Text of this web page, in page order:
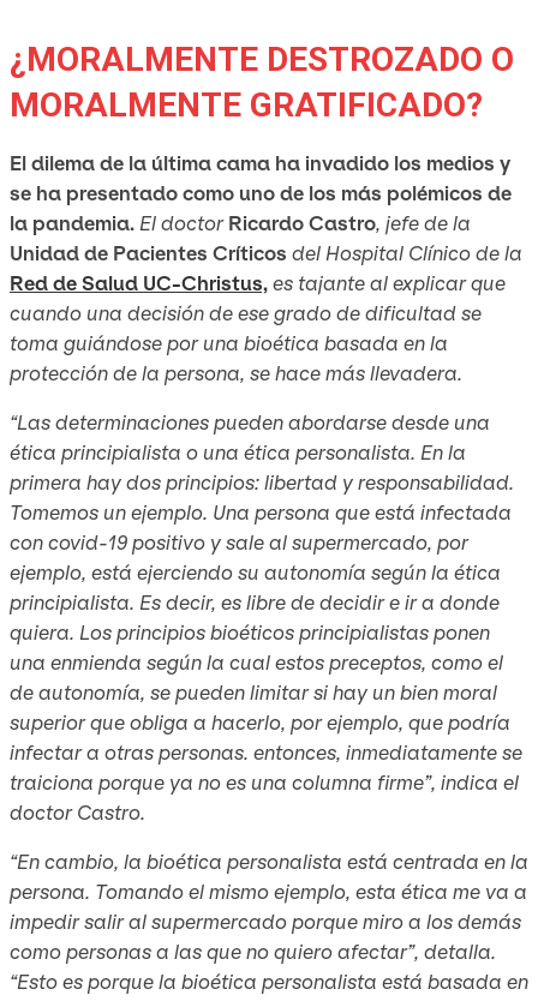
¿MORALMENTE DESTROZADO O
MORALMENTE GRATIFICADO?
El dilema de la última cama ha invadido los medios y
se ha presentado como uno de los más polémicos de
la pandemia. El doctorRicardo Castro, jefe de la
Unidad de Pacientes Críticos del Hospital Clínico de la
Red de Salud UC-Christus,es tajante al explicar que
cuando una decisión de ese grado de dificultad se
toma guiándose por una bioética basada en la
protección de la persona, se hace más llevadera.
“Las determinaciones pueden abordarse desde una
ética principialista o una ética personalista. En la
primera hay dos principios: libertad y responsabilidad.
Tomemos un ejemplo. Una persona que está infectada
con covid-19 positivo y sale al supermercado, por
ejemplo, está ejerciendo su autonomía según la ética
principialista. Es decir, es libre de decidir e ir a donde
quiera. Los principios bioéticos principialistas ponen
una enmienda según la cual estos preceptos, como el
de autonomía, se pueden limitar si hay un bien moral
superior que obliga a hacerlo, por ejemplo, que podría
infectar a otras personas. entonces, inmediatamente se
traiciona porque ya no es una columna firme”, indica el
doctor Castro.
“En cambio, la bioética personalista está centrada en la
persona. Tomando el mismo ejemplo, esta ética me va a
impedir salir al supermercado porque miro a los demás
como personas a las que no quiero afectar”, detalla.
“Esto es porque la bioética personalista está basada en